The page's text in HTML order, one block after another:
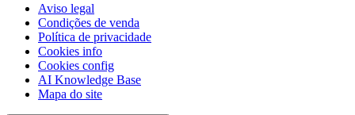
Aviso legal
Condições de venda
Política de privacidade
Cookies info
Cookies config
AI Knowledge Base
Mapa do site